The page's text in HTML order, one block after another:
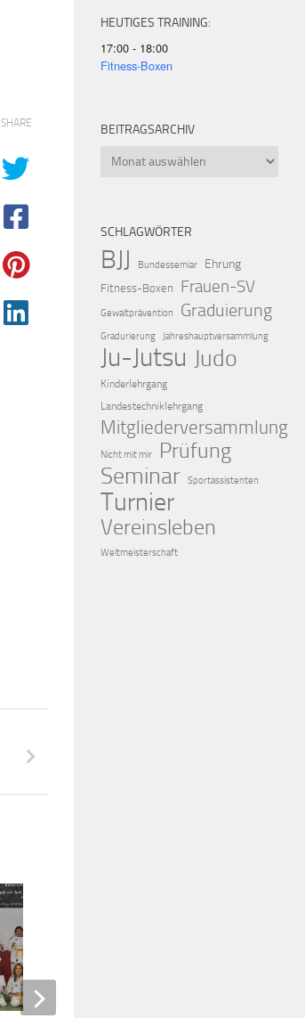
SHARE
HEUTIGES TRAINING:
17:00 - 18:00
Fitness-Boxen
BEITRAGSARCHIV
Beitragsarchiv
SCHLAGWÖRTER
BJJ Bundessemiar Ehrung
Fitness-Boxen Frauen-SV
Gewaltprävention Graduierung
Gradurierung Jahreshauptversammlung
Ju-Jutsu Judo
Kinderlehrgang
Landestechniklehrgang
Mitgliederversammlung
Nicht mit mir Prüfung
Seminar Sportassistenten
Turnier
Vereinsleben
Weltmeisterschaft